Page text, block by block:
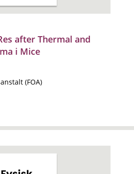
after Thermal and
i Mice
(FOA)